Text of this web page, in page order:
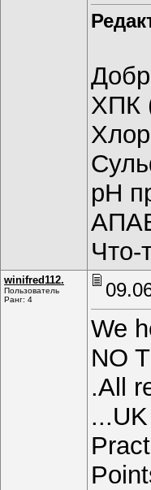
ХПК
рН
Что-
winifred112.
Пользователь
Ранг: 4
We
NO
.All